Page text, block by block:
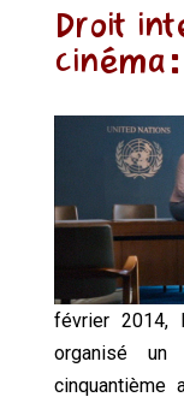
Droit
février 2014,
organisé un
cinquantième